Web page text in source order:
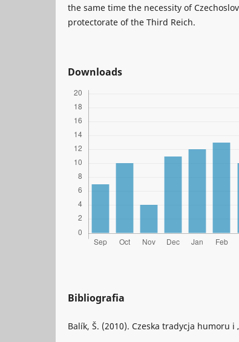
the same time the necessity of
protectorate of the Third Reich.
Downloads
Bibliografia
Balík, Š. (2010). Czeska tradycja humoru